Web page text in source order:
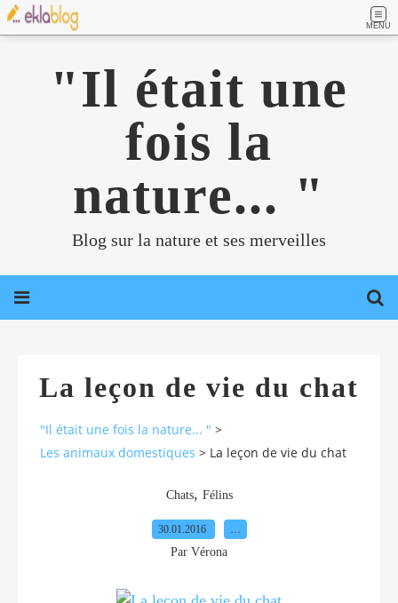
MENU
"Il était une
fois la
nature... "
Blog sur la nature et ses merveilles
La leçon de vie du chat
"Il était une fois la nature... " >
Les animaux domestiques > La leçon de vie du chat
Chats, Félins
30.01.2016
Par Vérona